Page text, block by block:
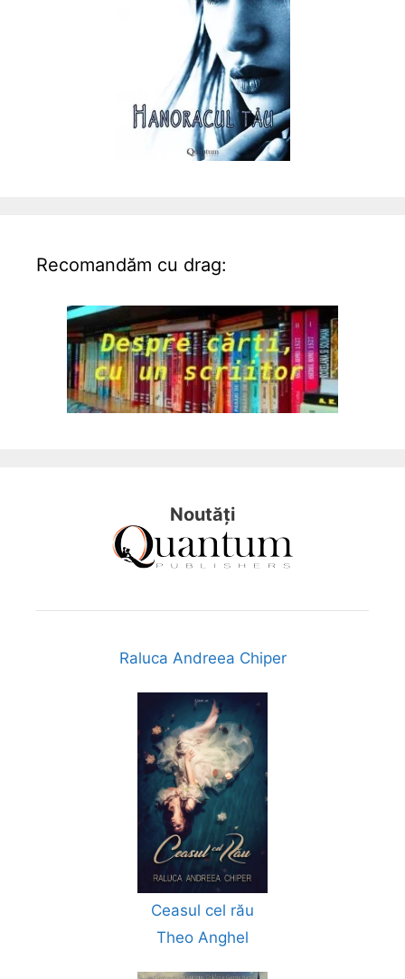
Recomandăm cu drag:
Noutăți
Raluca Andreea Chiper
Ceasul cel rău
Theo Anghel